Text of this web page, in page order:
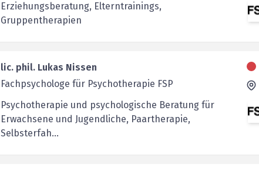
Erziehungsberatung, Elterntrainings,
Gruppentherapien
lic. phil. Lukas Nissen
Fachpsychologe für Psychotherapie FSP
Psychotherapie und psychologische Beratung für
Erwachsene und Jugendliche, Paartherapie,
Selbsterfah...